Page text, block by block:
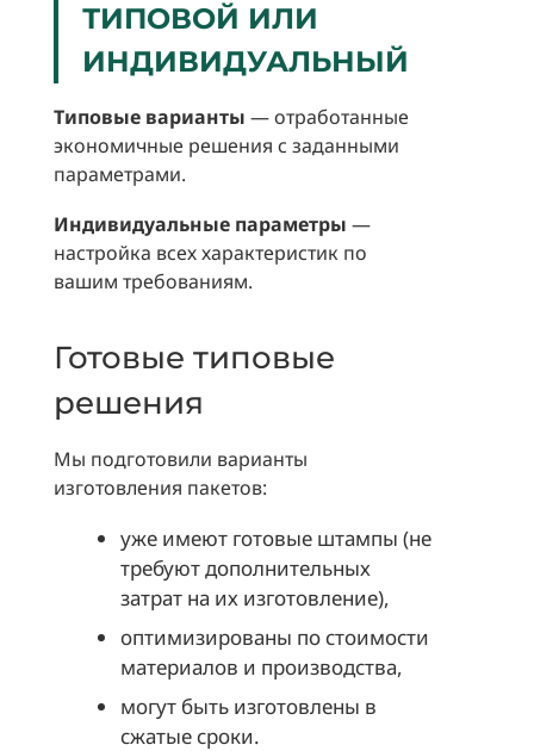
ТИПОВОЙ ИЛИ
ИНДИВИДУАЛЬНЫЙ
Типовые варианты — отработанные
экономичные решения с заданными
параметрами.
Индивидуальные параметры —
настройка всех характеристик по
вашим требованиям.
Готовые типовые
решения
Мы подготовили варианты
изготовления пакетов:
уже имеют готовые штампы (не
требуют дополнительных
затрат на их изготовление),
оптимизированы по стоимости
материалов и производства,
могут быть изготовлены в
сжатые сроки.